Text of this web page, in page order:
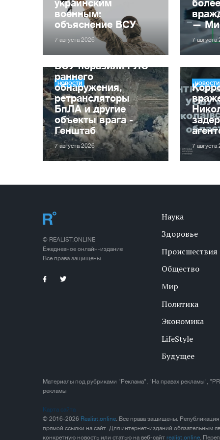
украинским
военным:
объяснение ВСУ
7 августа 2026
—
7 августа
НОВОСТИ
ВСУ поразили РЛС
раннего
обнаружения,
ретрансляторы
БпЛА и другие
объекты врага -
Генштаб
7 августа 2026
НОВОСТИ
7 августа
© REALIST.ONLINE
Ежедневное онлайн-издание
Все права защищены
Наука
Здоровье
Происшествия
Общество
Мир
Политика
Экономика
LifeStyle
Будущее
Материалы под рубриками "Реклама", "На правах рекламы",
рекламы
Карта сайта
© 2016-2026 Realist.online. Все права защищены.
прямой ссылки на сайт. Для интернет-изданий обязательным
конкретную новость или статью на веб-сайтrealist.online.